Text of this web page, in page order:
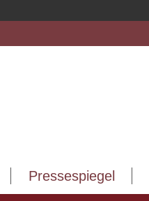
Pressespiegel
Pressespiegel